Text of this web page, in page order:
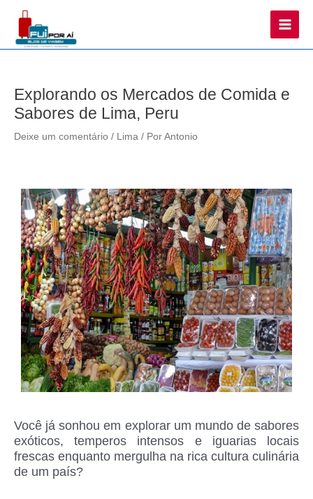
Main
Explorando os Mercados de Comida e
Sabores de Lima, Peru
Deixe um comentário / Lima / Por Antonio
Você já sonhou em explorar um mundo de sabores
exóticos, temperos intensos e iguarias locais
frescas enquanto mergulha na rica cultura culinária
de um país?